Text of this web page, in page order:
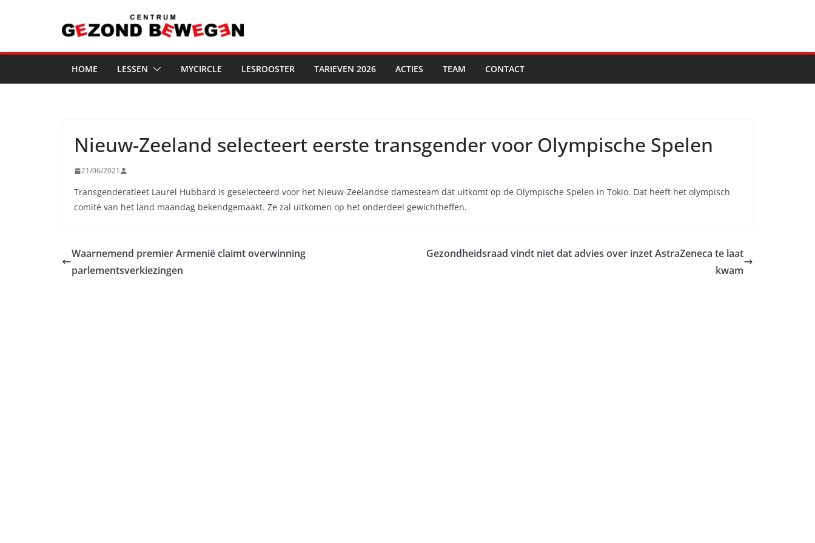
inhoud
HOME LESSEN MYCIRCLE LESROOSTER TARIEVEN 2026 ACTIES TEAM CONTACT
Nieuw-Zeeland selecteert eerste transgender voor Olympische Spelen
21/06/2021
Transgenderatleet Laurel Hubbard is geselecteerd voor het Nieuw-Zeelandse damesteam dat uitkomt op de Olympische Spelen in Tokio. Dat heeft het olympisch
comité van het land maandag bekendgemaakt. Ze zal uitkomen op het onderdeel gewichtheffen.
Waarnemend premier Armenië claimt overwinning
parlementsverkiezingen
Gezondheidsraad vindt niet dat advies over inzet AstraZeneca te laat
kwam